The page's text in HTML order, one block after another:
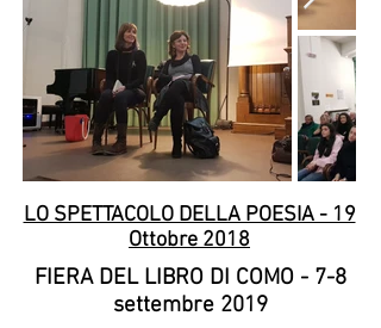
GalleriaC
hi Siamo
LO SPETTACOLO DELLA POESIA - 19
Ottobre 2018
FIERA DEL LIBRO DI COMO - 7-8
settembre 2019